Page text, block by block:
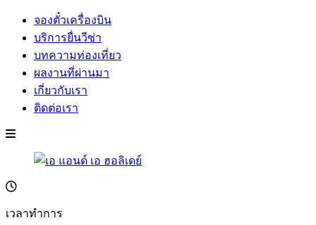
จองตั๋วเครื่องบิน
บริการยื่นวีซ่า
บทความท่องเที่ยว
ผลงานที่ผ่านมา
เกี่ยวกับเรา
ติดต่อเรา
เวลาทำการ